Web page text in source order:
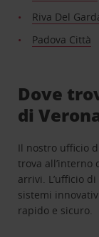
Riva Del
Padova Città
Dove
di
Il nostro ufficio di
trova all’interno
arrivi. L’ufficio
sistemi
rapido e sicuro.